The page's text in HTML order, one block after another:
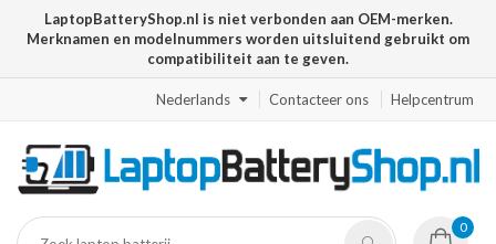
LaptopBatteryShop.nl is niet verbonden aan OEM-merken.
Merknamen en modelnummers worden uitsluitend gebruikt om
compatibiliteit aan te geven.
Nederlands Contacteer ons Helpcentrum
0